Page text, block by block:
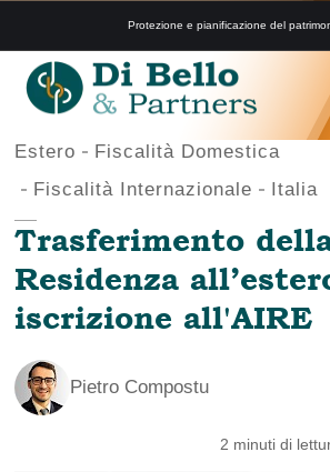
Protezione e pianificazione del
Estero
Fiscalità Domestica
Fiscalità Internazionale
Italia
Trasferimento
Residenza
iscrizione all'AIRE
Pietro Compostu
2 minuti di